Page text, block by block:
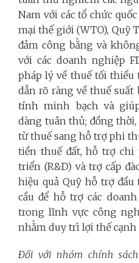
Nam với các tổ chức
mại thế giới (WTO), Quỹ
đảm công bằng và
với các doanh nghiệp
pháp lý về thuế tối thiểu
dẫn rõ ràng về thuế suất
tính minh bạch và
dàng tuân thủ; đồng
từ thuế sang hỗ trợ phi
tiền thuế đất, hỗ trợ
triển (R&D) và trợ cấp
hiệu quả Quỹ hỗ trợ
cầu để hỗ trợ các
trong lĩnh vực công
nhằm duy trì lợi thế cạnh
Đối với nhóm chính